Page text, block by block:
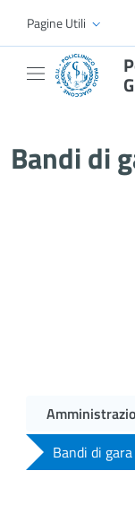
Skip to Main Content
Pagine Utili
Bandi di
Bandi di